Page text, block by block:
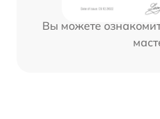
Вы можете